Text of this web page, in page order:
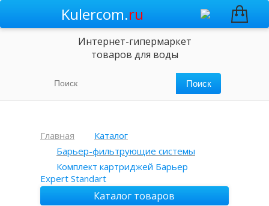
Kulercom.ru
Интернет-гипермаркет
товаров для воды
Главная
Каталог
Барьер-фильтрующие системы
Комплект картриджей Барьер
Expert Standart
Каталог товаров